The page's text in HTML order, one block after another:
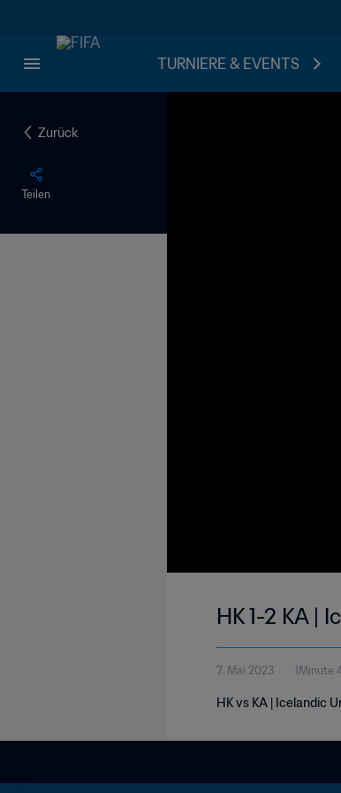
TURNIERE & EVENTS
Zurück
Teilen
HK 1-2 KA |
7. Mai 2023 1Minute
HK vs KA | Icelandic